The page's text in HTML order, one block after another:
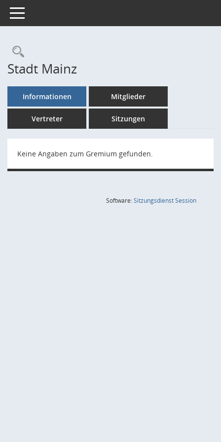
Toggle navigation
Rechercheauswahl
Stadt Mainz
Informationen Mitglieder
Vertreter Sitzungen
Keine Angaben zum Gremium gefunden.
Software:SitzungsdienstSession(Wird in